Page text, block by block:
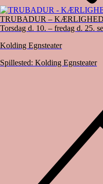
TRUBADUR –
Torsdag d. 10. – fredag d. 25.
Kolding Egnsteater
Spillested: Kolding Egnsteater